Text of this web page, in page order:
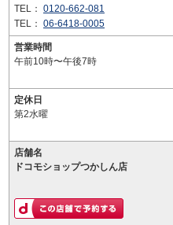
TEL： 0120-662-081
TEL： 06-6418-0005
営業時間
午前10時〜午後7時
定休日
第2水曜
店舗名
ドコモショップつかしん店